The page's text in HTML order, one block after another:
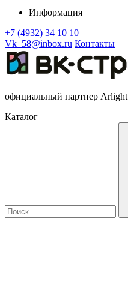
Информация
+7 (4932) 34 10 10
Vk_58@inbox.ru Контакты
официальный партнер Arlight
Каталог